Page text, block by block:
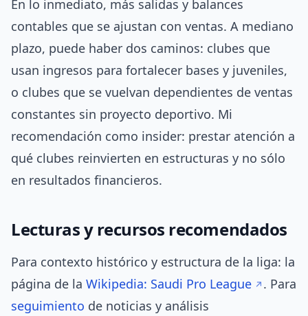
En lo inmediato, más salidas y balances
contables que se ajustan con ventas. A mediano
plazo, puede haber dos caminos: clubes que
usan ingresos para fortalecer bases y juveniles,
o clubes que se vuelvan dependientes de ventas
constantes sin proyecto deportivo. Mi
recomendación como insider: prestar atención a
qué clubes reinvierten en estructuras y no sólo
en resultados financieros.
Lecturas y recursos recomendados
Para contexto histórico y estructura de la liga: la
página de la Wikipedia: Saudi Pro League
. Para
seguimiento de noticias y análisis